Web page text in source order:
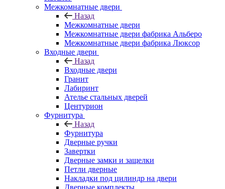
Межкомнатные двери
Назад
Межкомнатные двери
Межкомнатные двери фабрика Альберо
Межкомнатные двери фабрика Люксор
Входные двери
Назад
Входные двери
Гранит
Лабиринт
Ателье стальных дверей
Центурион
Фурнитура
Назад
Фурнитура
Дверные ручки
Завертки
Дверные замки и защелки
Петли дверные
Накладки под цилиндр на двери
Дверные комплекты